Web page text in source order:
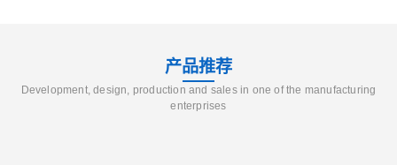
产品推荐
Development, design, production and sales in one of the manufacturing
enterprises